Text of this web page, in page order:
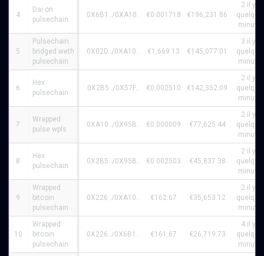
4
Dai on
pulsechain
0X6B1../0XA10.. €0.001718 €196,231.86
2 il y a
5
Pulsechain
bridged weth
pulsechain
0X02D../0XA10.. €1,669.13 €145,077.01
3 il y a
6
Hex
pulsechain
0X2B5../0X57F.. €0.002510 €142,352.09
2 il y a
7
Wrapped
pulse wpls
0XA10../0X95B.. €0.000009 €77,625.44
2 il y a
8
Hex
pulsechain
0X2B5../0X95B.. €0.002503 €45,837.38
2 il y a
9
Wrapped
bitcoin
pulsechain
0X226../0XA10.. €162.67 €35,653.12
2 il y a
10
Wrapped
bitcoin
pulsechain
0X226../0X6B1.. €161.67 €26,719.73
4 il y a